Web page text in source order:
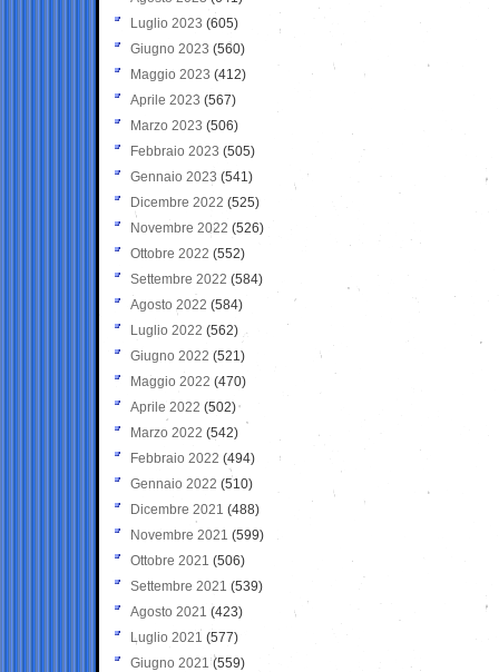
Luglio 2023 (605)
Giugno 2023 (560)
Maggio 2023 (412)
Aprile 2023 (567)
Marzo 2023 (506)
Febbraio 2023 (505)
Gennaio 2023 (541)
Dicembre 2022 (525)
Novembre 2022 (526)
Ottobre 2022 (552)
Settembre 2022 (584)
Agosto 2022 (584)
Luglio 2022 (562)
Giugno 2022 (521)
Maggio 2022 (470)
Aprile 2022 (502)
Marzo 2022 (542)
Febbraio 2022 (494)
Gennaio 2022 (510)
Dicembre 2021 (488)
Novembre 2021 (599)
Ottobre 2021 (506)
Settembre 2021 (539)
Agosto 2021 (423)
Luglio 2021 (577)
Giugno 2021(559)